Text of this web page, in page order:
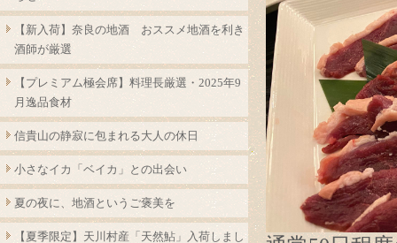
【新入荷】奈良の地酒 おススメ地酒を利き
酒師が厳選
【プレミアム極会席】料理長厳選・2025年9
月逸品食材
信貴山の静寂に包まれる大人の休日
小さなイカ「ベイカ」との出会い
夏の夜に、地酒というご褒美を
【夏季限定】天川村産「天然鮎」入荷しまし